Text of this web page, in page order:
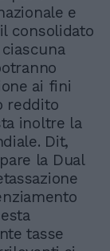
e
consolidato
ai fini
reddito
inoltre la
Dit,
la Dual
tasse